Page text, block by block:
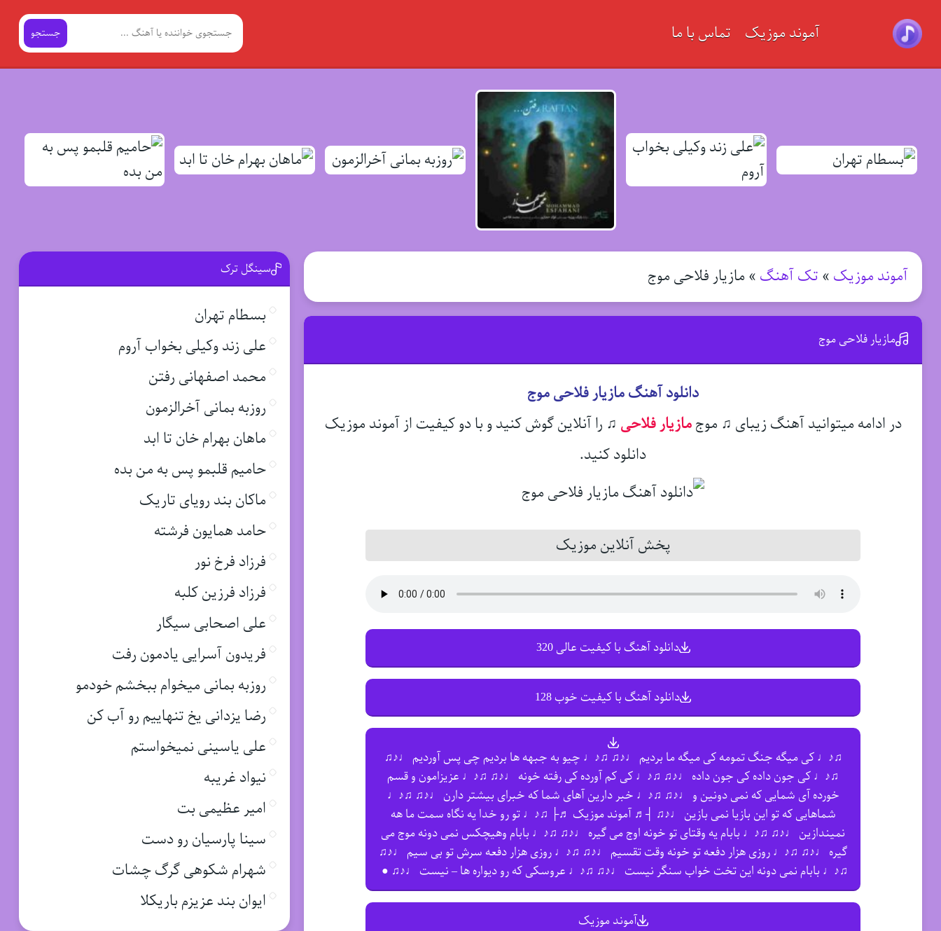
آموند موزیک تماس با ما جستجو
آموند موزیک » تک آهنگ » مازیار فلاحی موج
مازیار فلاحی موج
دانلود آهنگ مازیار فلاحی موج
در ادامه میتوانید آهنگ زیبای ♫ موجمازیار فلاحی ♫ را آنلاین گوش کنید و با دو کیفیت از آموند موزیک
دانلود کنید.
پخش آنلاین موزیک
دانلود آهنگ با کیفیت عالی 320
دانلود آهنگ با کیفیت خوب 128
♫♪♩ کی میگه جنگ تمومه کی میگه ما بردیم ♩♪♫ ♫♪♩ چیو به جبهه ها بردیم چی پس آوردیم ♩♪♫
♫♪♩ کی جون داده کی جون داده ♩♪♫ ♫♪♩ کی کم آورده کی رفته خونه ♩♪♫ ♫♪♩ عزیزامون و قسم
خورده آی شمایی که نمی دونین و ♩♪♫ ♫♪♩ خبر دارین آهای شما که خبرای بیشتر دارن ♩♪♫ ♫♪♩
شماهایی که تو این بازیا نمی بازین ♩♪♫ ┤♬ آموند موزیک ♬├ ♫♪♩ تو رو خدا یه نگاه سمت ما هه
نمیندازین ♩♪♫ ♫♪♩ بابام یه وقتای تو خونه اوج می گیره ♩♪♫ ♫♪♩ بابام وهیچکس نمی دونه موج می
گیره ♩♪♫ ♫♪♩ روزی هزار دفعه تو خونه وقت تقسیم ♩♪♫ ♫♪♩ روزی هزار دفعه سرش تو بی سیم ♩♪♫
♫♪♩ بابام نمی دونه این تخت خواب سنگر نیست ♩♪♫ ♫♪♩ عروسکی که رو دیواره ها – نیست ♩♪♫ ●
آموند موزیک
سینگل ترک
بسطام تهران
علی زند وکیلی بخواب آروم
محمد اصفهانی رفتن
روزبه بمانی آخرالزمون
ماهان بهرام خان تا ابد
حامیم قلبمو پس به من بده
ماکان بند رویای تاریک
حامد همایون فرشته
فرزاد فرخ نور
فرزاد فرزین کلبه
علی اصحابی سیگار
فریدون آسرایی یادمون رفت
روزبه بمانی میخوام ببخشم خودمو
رضا یزدانی یخ تنهاییم رو آب کن
علی یاسینی نمیخواستم
نیواد غریبه
امیر عظیمی بت
سینا پارسیان رو دست
شهرام شکوهی گرگ چشات
ایوان بند عزیزم باریکلا